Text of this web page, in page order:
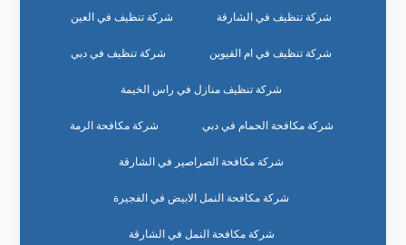
شركة تنظيف في الشارقة شركة تنظيف في العين
شركة تنظيف في ام القيوين شركة تنظيف في دبي
شركة تنظيف منازل في راس الخيمة
شركة مكافحة الحمام في دبي شركة مكافحة الرمة
شركة مكافحة الصراصير في الشارقة
شركة مكافحة النمل الابيض في الفجيرة
شركة مكافحة النمل في الشارقة